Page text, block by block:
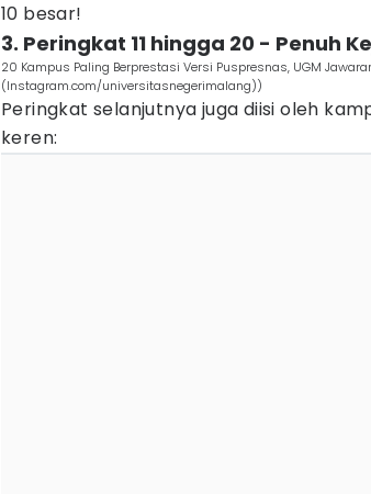
10 besar!
3. Peringkat 11 hingga 20 - Penuh
20 Kampus Paling Berprestasi Versi Puspresnas, UGM
(Instagram.com/universitasnegerimalang))
Peringkat selanjutnya juga diisi oleh
keren: